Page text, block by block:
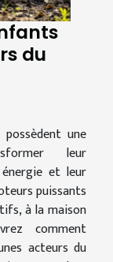
du
une
leur
et leur
puissants
à la maison
comment
acteurs du